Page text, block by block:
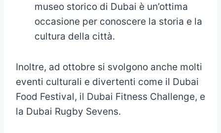
museo storico di Dubai è un’ottima
occasione per conoscere la storia e la
cultura della città.
Inoltre, ad ottobre si svolgono anche molti
eventi culturali e divertenti come il Dubai
Food Festival, il Dubai Fitness Challenge, e
la Dubai Rugby Sevens.